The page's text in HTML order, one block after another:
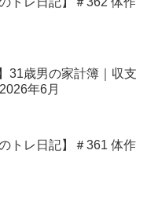
31歳男の家計簿｜収支
年6月
トレ日記】＃361 体作